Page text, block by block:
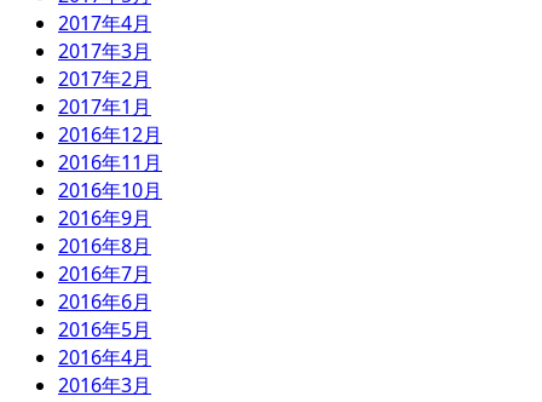
2017年4月
2017年3月
2017年2月
2017年1月
2016年12月
2016年11月
2016年10月
2016年9月
2016年8月
2016年7月
2016年6月
2016年5月
2016年4月
2016年3月